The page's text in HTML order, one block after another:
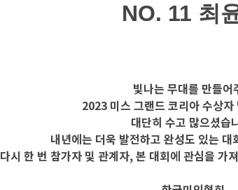
NO. 11 최
빛나는 무대를 만들어
2023 미스 그랜드 코리아 수상자
대단히 수고 많으셨습
내년에는 더욱 발전하고 완성도 있는 대
다시 한 번 참가자 및 관계자, 본 대회에 관심을 가